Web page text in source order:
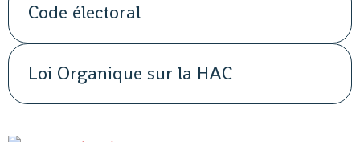
Code électoral
Loi Organique sur la HAC